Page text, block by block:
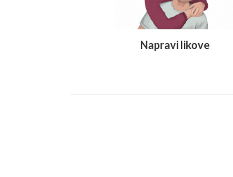
Napravi likove